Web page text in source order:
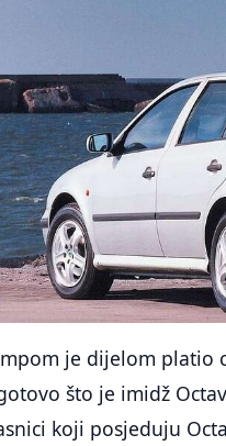
je dijelom
što je imidž
koji posjeduju